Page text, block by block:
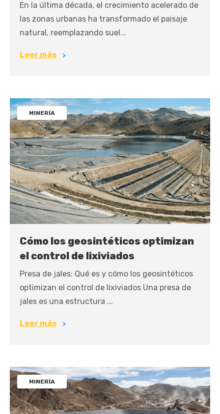
En la última década, el crecimiento acelerado de
las zonas urbanas ha transformado el paisaje
natural, reemplazando suel...
Leer más
MINERÍA
Cómo los geosintéticos optimizan
el control de lixiviados
Presa de jales: Qué es y cómo los geosintéticos
optimizan el control de lixiviados Una presa de
jales es una estructura ...
Leer más
MINERÍA